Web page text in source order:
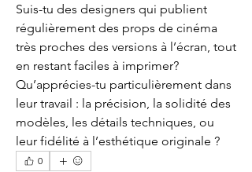
Suis-tu des designers qui publient
régulièrement des props de cinéma
très proches des versions à l’écran, tout
en restant faciles à imprimer?
Qu’apprécies-tu particulièrement dans
leur travail : la précision, la solidité des
modèles, les détails techniques, ou
leur fidélité à l’esthétique originale ?
0